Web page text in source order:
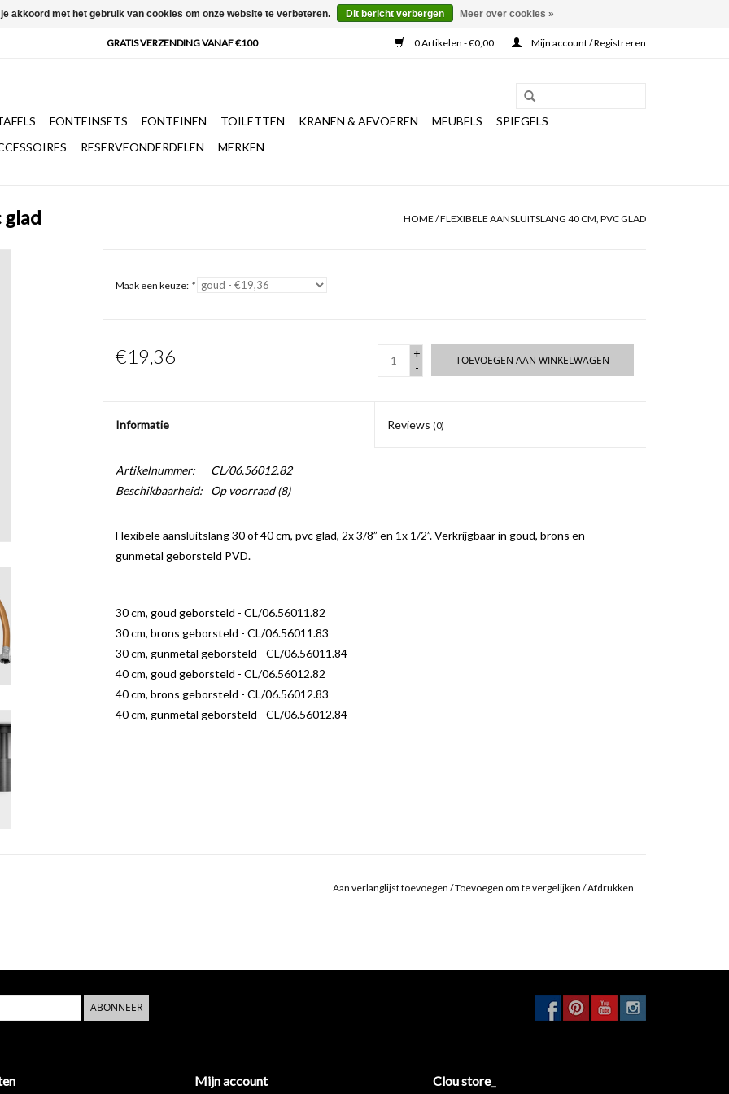
0 Artikelen - €0,00 Mijn account / Registreren
FONTEINSETS FONTEINEN TOILETTEN KRANEN & AFVOEREN MEUBELS
SPIEGELS
RESERVEONDERDELEN MERKEN
glad HOME /FLEXIBELE AANSLUITSLANG 40 CM, PVC GLAD
Maak een keuze: *
€19,36
+
-
TOEVOEGEN AAN WINKELWAGEN
Informatie Reviews (0)
Artikelnummer:
CL/06.56012.82
Beschikbaarheid:
Op voorraad(8)
Flexibele aansluitslang 30 of 40 cm, pvc glad, 2x 3/8” en 1x 1/2”. Verkrijgbaar in goud, brons en
gunmetal geborsteld PVD.
30 cm, goud geborsteld - CL/06.56011.82
30 cm, brons geborsteld - CL/06.56011.83
30 cm, gunmetal geborsteld - CL/06.56011.84
40 cm, goud geborsteld - CL/06.56012.82
40 cm, brons geborsteld - CL/06.56012.83
40 cm, gunmetal geborsteld - CL/06.56012.84
Aan verlanglijst toevoegen /Toevoegen om te vergelijken /Afdrukken
ABONNEER
Mijn account Clou store_
akkoord met het gebruik van cookies om onze website te verbeteren. Dit bericht verbergen Meer over cookies »